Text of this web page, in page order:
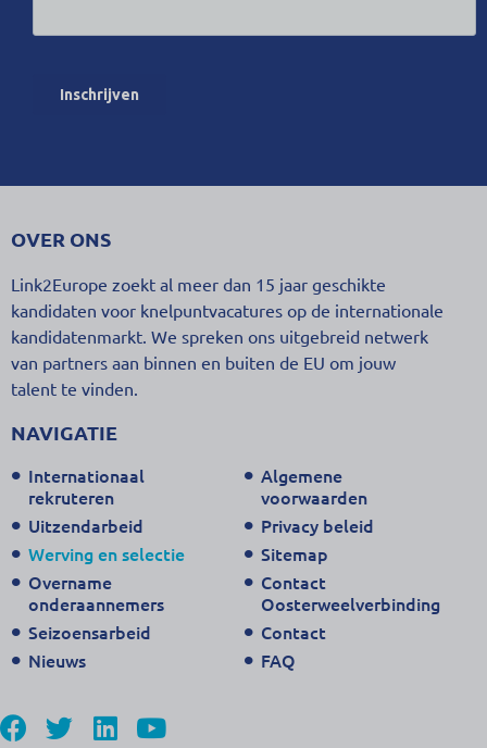
OVER ONS
Link2Europe zoekt al meer dan 15 jaar geschikte
kandidaten voor knelpuntvacatures op de internationale
kandidatenmarkt. We spreken ons uitgebreid netwerk
van partners aan binnen en buiten de EU om jouw
talent te vinden.
NAVIGATIE
Internationaal
rekruteren
Uitzendarbeid
Werving en selectie
Overname
onderaannemers
Seizoensarbeid
Nieuws
Algemene
voorwaarden
Privacy beleid
Sitemap
Contact
Oosterweelverbinding
Contact
FAQ